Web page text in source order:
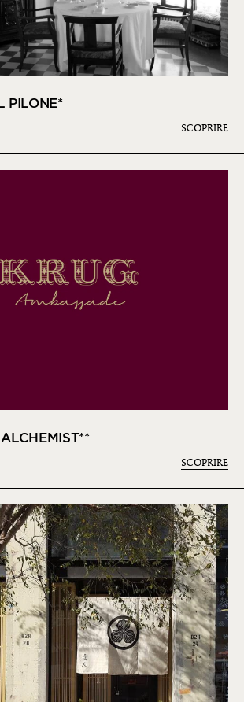
PILONE*
SCOPRIRE
SCOPRIRE